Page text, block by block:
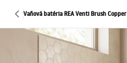
Vaňová batéria REA Venti Brush Copper